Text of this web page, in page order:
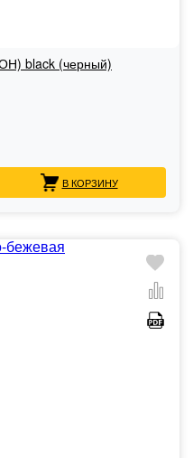
black (черный)
В КОРЗИНУ